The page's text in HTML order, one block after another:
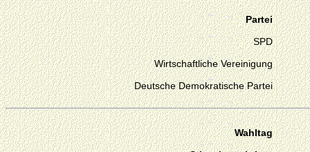
Partei
SPD
Wirtschaftliche Vereinigung
Deutsche Demokratische Partei
Wahltag